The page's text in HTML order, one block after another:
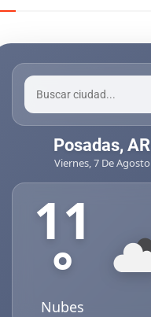
Posadas, AR
Viernes, 7 De Agosto
11
°
Nubes